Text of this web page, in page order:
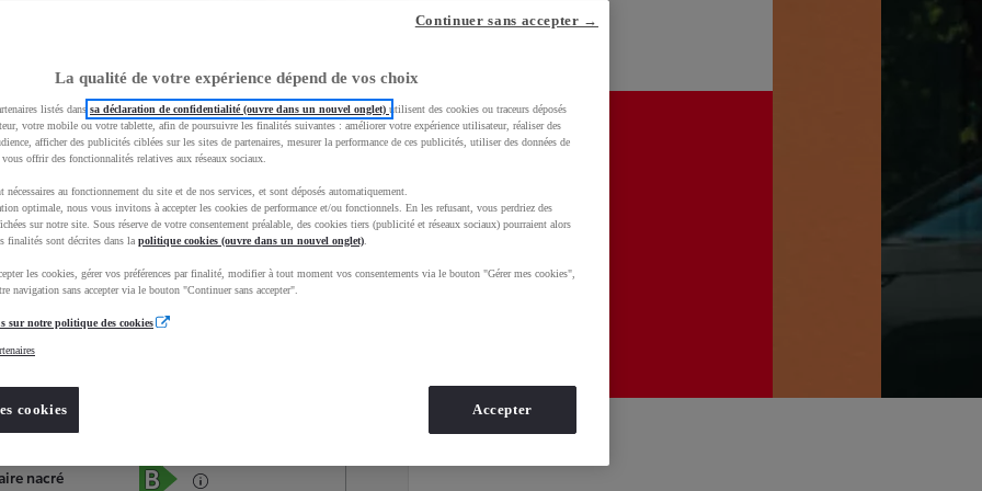
Services Concession
Occasions
nacré
La qualité de votre expérience dépend de vos choix
listés dans sa déclaration de confidentialité (ouvre dans un nouvel onglet) utilisent des cookies ou traceurs déposés
votre mobile ou votre tablette, afin de poursuivre les finalités suivantes : améliorer votre expérience utilisateur, réaliser des
afficher des publicités ciblées sur les sites de partenaires, mesurer la performance de ces publicités, utiliser des données de
offrir des fonctionnalités relatives aux réseaux sociaux.
nécessaires au fonctionnement du site et de nos services, et sont déposés automatiquement.
optimale, nous vous invitons à accepter les cookies de performance et/ou fonctionnels. En les refusant, vous perdriez des
sur notre site. Sous réserve de votre consentement préalable, des cookies tiers (publicité et réseaux sociaux) pourraient alors
finalités sont décrites dans la politique cookies (ouvre dans un nouvel onglet)
les cookies, gérer vos préférences par finalité, modifier à tout moment vos consentements via le bouton "Gérer mes cookies",
navigation sans accepter via le bouton "Continuer sans accepter".
sur notre politique des cookies
cookies
Continuer sans accepter →
Accepter